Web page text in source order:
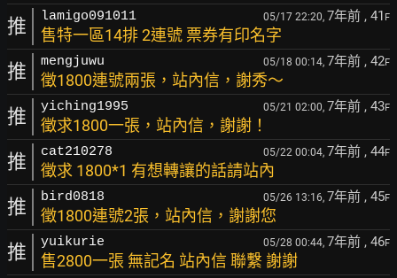
推 lamigo091011 05/17 22:20, 7年前 , 41 F
售特一區14排 2連號 票券有印名字
推 mengjuwu 05/18 00:14, 7年前 , 42F
徵1800連號兩張，站內信，謝秀～
推 yiching1995 05/21 02:00, 7年前 , 43F
徵求1800一張，站內信，謝謝！
推 cat210278 05/22 00:04, 7年前 , 44F
徵求 1800*1 有想轉讓的話請站內
推 bird0818 05/26 13:16, 7年前 , 45F
徵1800連號2張，站內信，謝謝您
推 yuikurie 05/28 00:44, 7年前 , 46F
售2800一張 無記名 站內信 聯繫 謝謝